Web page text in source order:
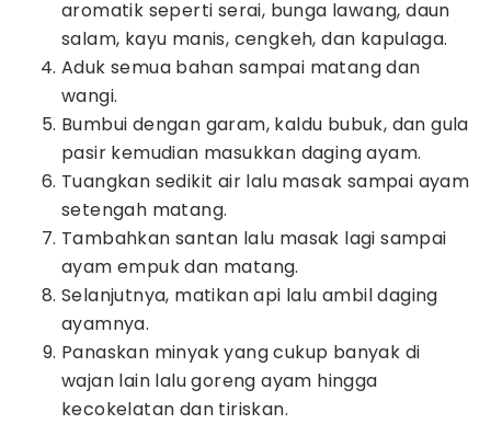
aromatik seperti serai, bunga lawang, daun
salam, kayu manis, cengkeh, dan kapulaga.
Aduk semua bahan sampai matang dan
wangi.
Bumbui dengan garam, kaldu bubuk, dan gula
pasir kemudian masukkan daging ayam.
Tuangkan sedikit air lalu masak sampai ayam
setengah matang.
Tambahkan santan lalu masak lagi sampai
ayam empuk dan matang.
Selanjutnya, matikan api lalu ambil daging
ayamnya.
Panaskan minyak yang cukup banyak di
wajan lain lalu goreng ayam hingga
kecokelatan dan tiriskan.